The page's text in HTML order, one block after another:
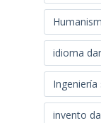
idioma
Ingeniería
invento